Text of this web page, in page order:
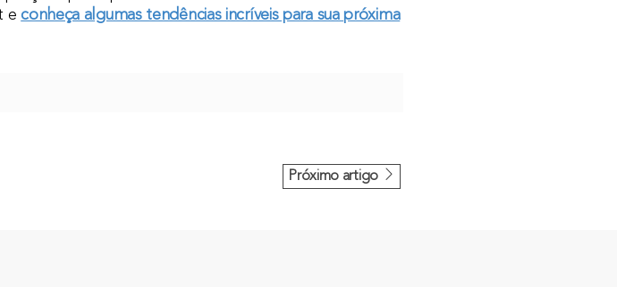
e conheça algumas tendências incríveis para sua próxima
Próximo artigo